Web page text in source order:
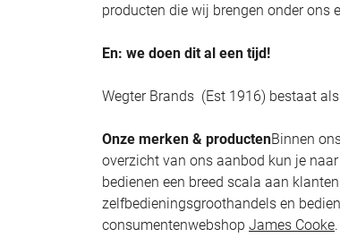
producten die wij brengen onder ons
En: we doen dit al een tijd!
Wegter Brands (Est 1916) bestaat
Onze merken & productenBinnen
overzicht van ons aanbod kun je
bedienen een breed scala aan
zelfbedieningsgroothandels en
consumentenwebshop James Cooke.